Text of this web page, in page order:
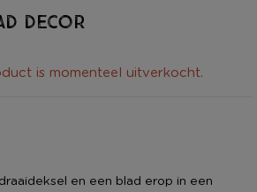
decor
is momenteel uitverkocht.
en een blad erop in een